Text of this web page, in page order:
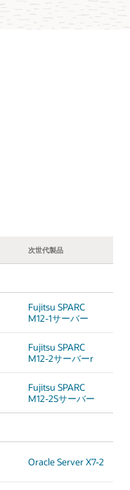
次世代製品
Fujitsu SPARC
M12-1サーバー
Fujitsu SPARC
M12-2サーバーr
Fujitsu SPARC
M12-2Sサーバー
Oracle Server X7-2